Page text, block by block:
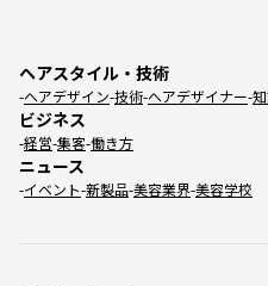
ヘアスタイル・技術
ヘアデザイン 技術 ヘアデザイナー
ビジネス
経営 集客 働き方
ニュース
イベント 新製品 美容業界 美容学校